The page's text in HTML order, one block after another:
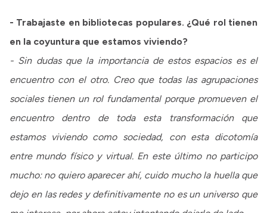
- Trabajaste en bibliotecas populares. ¿Qué rol tienen
en la coyuntura que estamos viviendo?
- Sin dudas que la importancia de estos espacios es el
encuentro con el otro. Creo que todas las agrupaciones
sociales tienen un rol fundamental porque promueven el
encuentro dentro de toda esta transformación que
estamos viviendo como sociedad, con esta dicotomía
entre mundo físico y virtual. En este último no participo
mucho: no quiero aparecer ahí, cuido mucho la huella que
dejo en las redes y definitivamente no es un universo que